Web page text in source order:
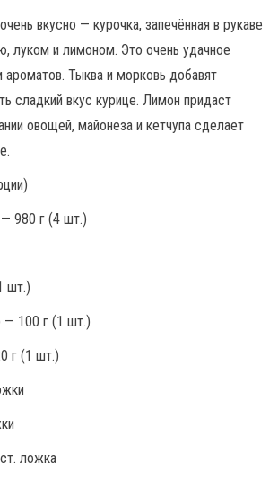
вкусно — курочка, запечённая в рукаве
луком и лимоном. Это очень удачное
ароматов. Тыква и морковь добавят
сладкий вкус курице. Лимон придаст
овощей, майонеза и кетчупа сделает
980 г (4 шт.)
шт.)
— 100 г (1 шт.)
г (1 шт.)
ложка